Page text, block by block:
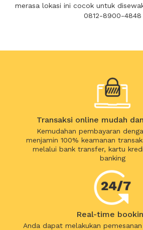
merasa lokasi ini cocok untuk
0812-8900-4848
Transaksi online mudah
Kemudahan pembayaran
menjamin 100% keamanan
melalui bank transfer, kartu
banking
Real-time
Anda dapat melakukan